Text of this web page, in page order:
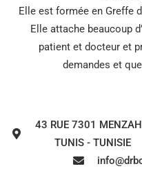
Elle est formée en Greffe
Elle attache beaucoup
patient et docteur et
demandes et
43 RUE 7301
TUNIS - TUNISIE